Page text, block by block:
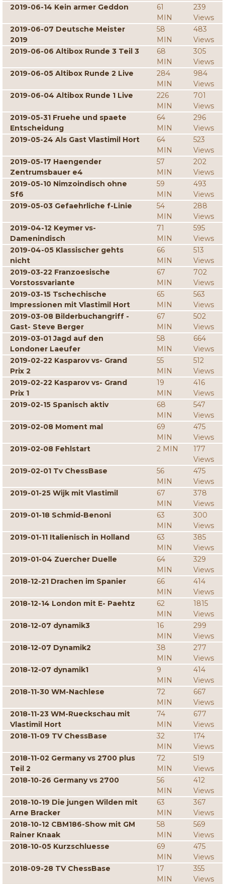
2019-06-14 Kein armer Geddon
61
MIN
239
Views
2019-06-07 Deutsche Meister
2019
58
MIN
483
Views
2019-06-06 Altibox Runde 3 Teil 3
68
MIN
305
Views
2019-06-05 Altibox Runde 2 Live
284
MIN
984
Views
2019-06-04 Altibox Runde 1 Live
226
MIN
701
Views
2019-05-31 Fruehe und spaete
Entscheidung
64
MIN
296
Views
2019-05-24 Als Gast Vlastimil Hort
64
MIN
523
Views
2019-05-17 Haengender
Zentrumsbauer e4
57
MIN
202
Views
2019-05-10 Nimzoindisch ohne
Sf6
59
MIN
493
Views
2019-05-03 Gefaehrliche f-Linie
54
MIN
288
Views
2019-04-12 Keymer vs-
Damenindisch
71
MIN
595
Views
2019-04-05 Klassischer gehts
nicht
66
MIN
513
Views
2019-03-22 Franzoesische
Vorstossvariante
67
MIN
702
Views
2019-03-15 Tschechische
Impressionen mit Vlastimil Hort
65
MIN
563
Views
2019-03-08 Bilderbuchangriff -
Gast- Steve Berger
67
MIN
502
Views
2019-03-01 Jagd auf den
Londoner Laeufer
58
MIN
664
Views
2019-02-22 Kasparov vs- Grand
Prix 2
55
MIN
512
Views
2019-02-22 Kasparov vs- Grand
Prix 1
19
MIN
416
Views
2019-02-15 Spanisch aktiv
68
MIN
547
Views
2019-02-08 Moment mal
69
MIN
475
Views
2019-02-08 Fehlstart
2 MIN
177
Views
2019-02-01 Tv ChessBase
56
MIN
475
Views
2019-01-25 Wijk mit Vlastimil
67
MIN
378
Views
2019-01-18 Schmid-Benoni
63
MIN
300
Views
2019-01-11 Italienisch in Holland
63
MIN
385
Views
2019-01-04 Zuercher Duelle
64
MIN
329
Views
2018-12-21 Drachen im Spanier
66
MIN
414
Views
2018-12-14 London mit E- Paehtz
62
MIN
1815
Views
2018-12-07 dynamik3
16
MIN
299
Views
2018-12-07 Dynamik2
38
MIN
277
Views
2018-12-07 dynamik1
9
MIN
414
Views
2018-11-30 WM-Nachlese
72
MIN
667
Views
2018-11-23 WM-Rueckschau mit
Vlastimil Hort
74
MIN
677
Views
2018-11-09 TV ChessBase
32
MIN
174
Views
2018-11-02 Germany vs 2700 plus
Teil 2
72
MIN
519
Views
2018-10-26 Germany vs 2700
56
MIN
412
Views
2018-10-19 Die jungen Wilden mit
Arne Bracker
63
MIN
367
Views
2018-10-12 CBM186-Show mit GM
Rainer Knaak
58
MIN
569
Views
2018-10-05 Kurzschluesse
69
MIN
475
Views
2018-09-28 TV ChessBase
17
MIN
355
Views